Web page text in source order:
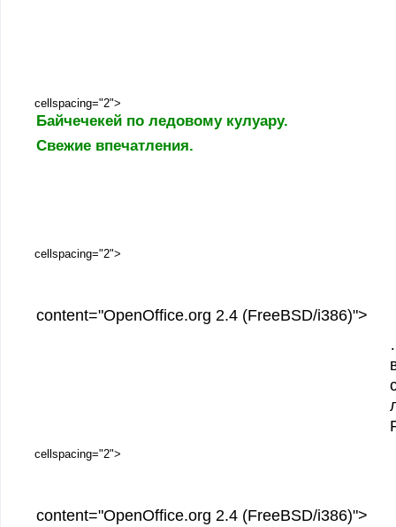
cellspacing="2">
Байчечекей по ледовому кулуару.
Свежие впечатления.
cellspacing="2">
content="OpenOffice.org 2.4 (FreeBSD/i386)">
cellspacing="2">
content="OpenOffice.org 2.4 (FreeBSD/i386)">